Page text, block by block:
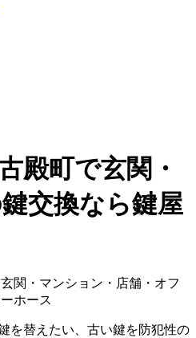
殿町で玄関・
交換なら鍵屋
玄関・マンション・店舗・オフ
ホース
を替えたい、古い鍵を防犯性の